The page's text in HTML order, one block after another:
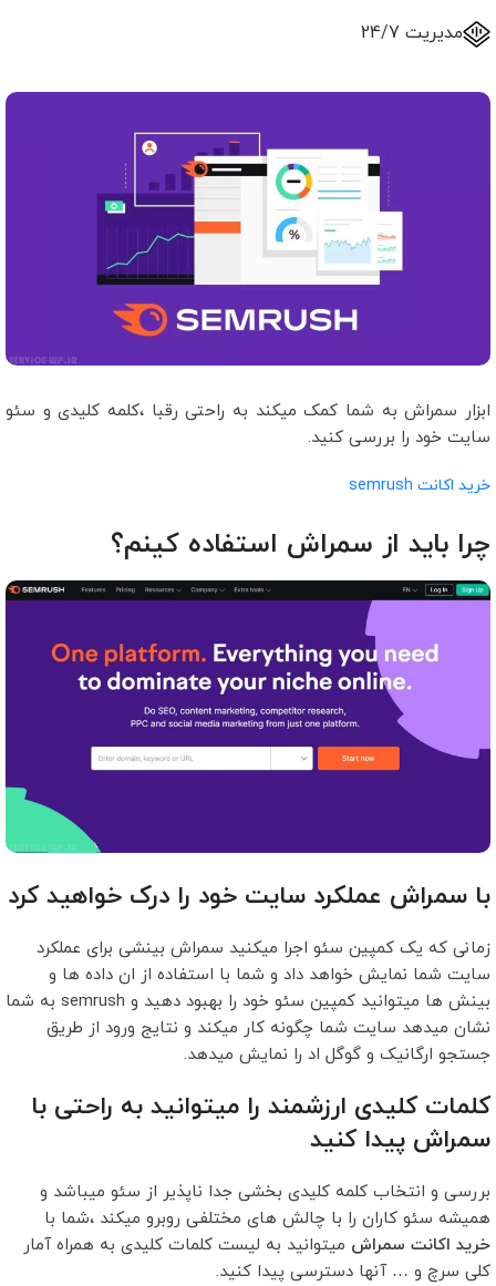
مدیریت 24/7
چرا باید از سمراش استفاده کینم؟
ابزار سمراش به شما کمک میکند به راحتی رقبا ،کلمه کلیدی و سئو
سایت خود را بررسی کنید.
خرید اکانت semrush
با سمراش عملکرد سایت خود را درک خواهید کرد
زمانی که یک کمپین سئو اجرا میکنید سمراش بینشی برای عملکرد
سایت شما نمایش خواهد داد و شما با استفاده از ان داده ها و
بینش ها میتوانید کمپین سئو خود را بهبود دهید و semrush به شما
نشان میدهد سایت شما چگونه کار میکند و نتایج ورود از طریق
جستجو ارگانیک و گوگل اد را نمایش میدهد.
کلمات کلیدی ارزشمند را میتوانید به راحتی با
سمراش پیدا کنید
بررسی و انتخاب کلمه کلیدی بخشی جدا ناپذیر از سئو میباشد و
همیشه سئو کاران را با چالش های مختلفی روبرو میکند ،شما با
خرید اکانت سمراش میتوانید به لیست کلمات کلیدی به همراه آمار
کلی سرچ و … آنها دسترسی پیدا کنید.